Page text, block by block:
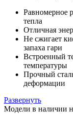
Равномерное
тепла
Отличная
Не сжигает
запаха гари
Встроенный
температуры
Прочный
деформации
Развернуть
Модели в наличии